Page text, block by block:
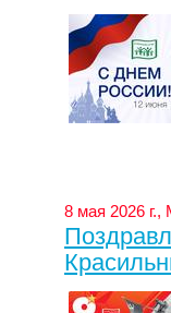
8 мая 2026 г.,